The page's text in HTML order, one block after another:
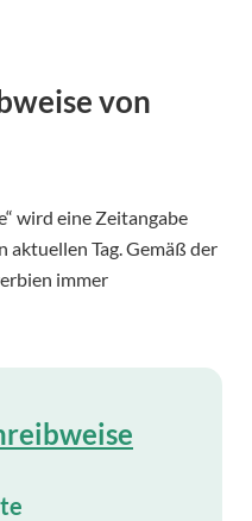
von
wird eine Zeitangabe
aktuellen Tag. Gemäß der
immer